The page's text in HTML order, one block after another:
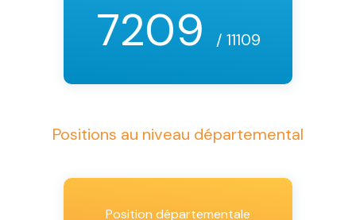
7209 / 11109
Positions au niveau départemental
Position départementale